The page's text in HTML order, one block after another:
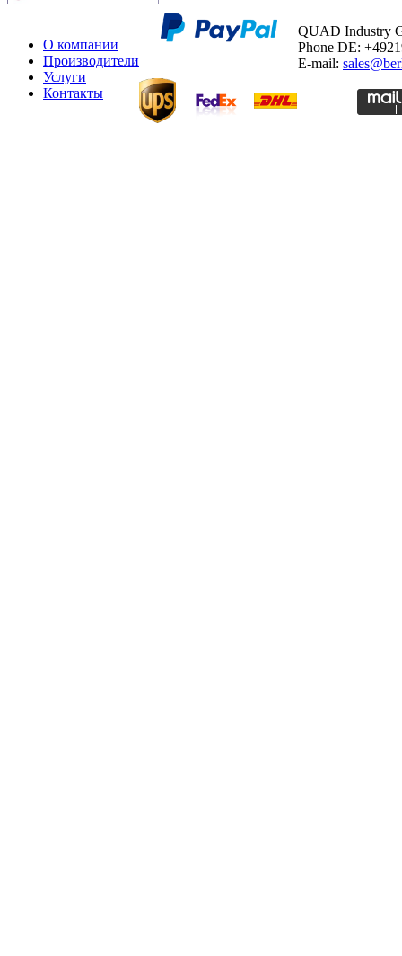
О компании
Производители
Услуги
Контакты
QUAD Industry
Phone DE:
E-mail: